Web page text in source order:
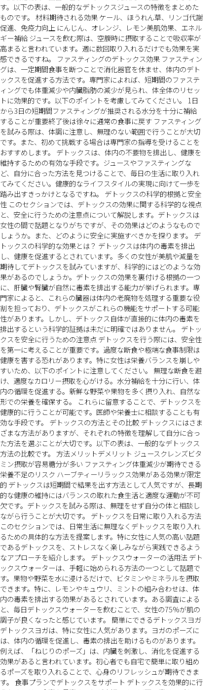
す。以下の表は、一般的なデトックスジュースの特徴をまとめた
ものです。 材料期待される効果 ケール、ほうれん草、リンゴ代謝
促進、免疫力向上 にんじん、オレンジ、レモン美肌効果、エネル
ギー補給 ジュースを飲む際は、空腹時に摂取することで吸収率が
高まると言われています。週に数回取り入れるだけでも効果を実
感できるですね。 ファスティングのデトックス効果 ファスティン
グは、一定期間食事を断つことで消化器官を休ませ、体内のデト
ックスを促進する方法です。専門家によれば、短期間のファステ
ィングでも体重減少や内臓脂肪の減少が見られ、体全体のリセッ
トに効果的です。以下のポイントを考慮してみてください。 1日
から3日の短期間ファスティングが推奨される水分を十分に補給
することが重要終了後は徐々に通常の食事に戻す ファスティング
を試みる際は、体調に注意し、無理のない範囲で行うことが大切
です。また、初めて挑戦する場合は専門家の指導を受けることを
おすすめします。 デトックスは、体内の不要物を排出し、健康を
維持するための有効な手段です。ジュースやファスティングな
ど、自分に合った方法を見つけることで、毎日の生活に取り入れ
てみてください。健康的なライフスタイルの実現に向けて一歩を
踏み出すきっかけとなるですね。 デトックスの科学的根拠と安全
性 このセクションでは、デトックスの効果に関する科学的な視点
と、安全に行うための注意点について解説します。デトックスは
女性の間で話題となりがちですが、その効果はどのようなもので
しょうか。また、どのように安全に実施すべきかを探ります。 デ
トックスの科学的な効果とは？ デトックスは体内の毒素を排出
し、健康を促進するとされています。多くの女性が美肌や減量を
期待してデトックスを試みていますが、科学的にはどのような効
果があるのでしょうか。デトックスの効果を裏付ける根拠の一つ
に、肝臓や腎臓が自然に毒素を排出する能力が挙げられます。専
門家によると、これらの臓器は体内の老廃物を処理する重要な役
割を担っており、デトックスがこれらの機能をサポートする可能
性があります。しかし、デトックス自体が直接的に体内の毒素を
排出するという科学的証拠は未だに明確ではありません。 デトッ
クスを安全に行うための注意点 デトックスを行う際には、安全性
を第一に考えることが重要です。過度な断食や極端な食事制限は
健康を害する恐れがあります。特に女性は栄養バランスを崩しや
すいため、以下のポイントに注意してください。 無理な断食を避
け、適度なカロリー摂取を心がける。水分補給を十分に行い、体
内の循環を促進する。新鮮な野菜や果物を多く摂り入れ、自然な
形での栄養を確保する。 これらに留意することで、デトックスを
健康的に行うことが可能です。医師や栄養士に相談することも有
効な手段です。 デトックスの方法とその比較 デトックスにはさま
ざまな方法がありますが、それぞれの特徴を理解して自分に合っ
た方法を選ぶことが大切です。以下の表は、一般的なデトックス
方法の比較です。 方法メリットデメリット ジュースクレンズビタ
ミン摂取が容易糖分が多い ファスティング体重減少が期待できる
栄養不足のリスク ハーブティーリラックス効果がある効果が限定
的 デトックスは短期間で結果を出す方法として人気ですが、長期
的な健康の維持にはバランスの取れた食生活と適度な運動が不可
欠です。デトックスを試みる際は、無理をせず自分の体と相談し
ながら行うことが大切です。 デトックスを日常に取り入れる方法
このセクションでは、日常生活に無理なくデトックスを取り入れ
るための具体的な方法を提案します。特に女性に人気の高い話題
であるデトックスを、ストレスなく楽しみながら実践できるよう
なアプローチを紹介します。 デトックスウォーターの活用法 デト
ックスウォーターは、手軽に始められる方法の一つとして話題で
す。果物や野菜を水に浸けるだけで、ビタミンやミネラルを摂取
できます。特に、レモンやキュウリ、ミントの組み合わせは、体
内の毒素を排出する効果があるとされています。ある調査による
と、毎日デトックスウォーターを飲むことで、女性の75%が肌の
調子が良くなったと感じています。 簡単にできるデトックスヨガ
デトックスヨガは、特に女性に人気があります。ヨガのポーズに
は、体内の循環を促進し、毒素の排出を助けるものがあります。
例えば、「ねじりのポーズ」は、内臓を刺激し、消化を促進する
効果があると言われています。初心者でも自宅で簡単に取り組め
るポーズを取り入れることで、心身のリフレッシュが期待できま
す。 食事プランでデトックスをサポート デトックスを効果的に行